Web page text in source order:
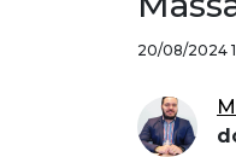
20/08/2024